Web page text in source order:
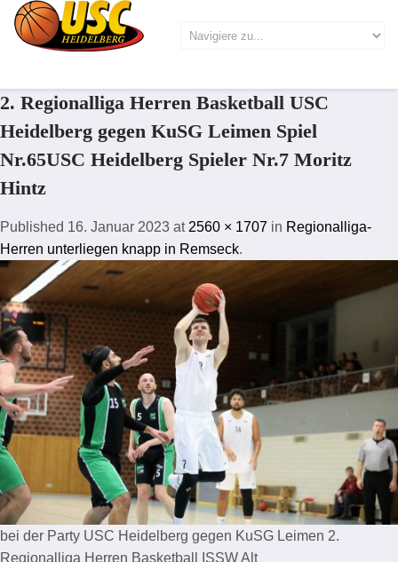
2. Regionalliga Herren Basketball USC
Heidelberg gegen KuSG Leimen Spiel
Nr.65USC Heidelberg Spieler Nr.7 Moritz
Hintz
Published 16. Januar 2023 at 2560 × 1707 in Regionalliga-
Herren unterliegen knapp in Remseck.
bei der Party USC Heidelberg gegen KuSG Leimen 2.
Regionalliga Herren Basketball ISSW Alt